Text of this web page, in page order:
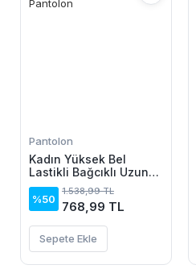
Pantolon
Kadın Yüksek Bel
Lastikli Bağcıklı Uzun
Geniş Kesim Detaylı
Krinkıl Pantolon
%50
1.538,99 TL
768,99 TL
Sepete Ekle